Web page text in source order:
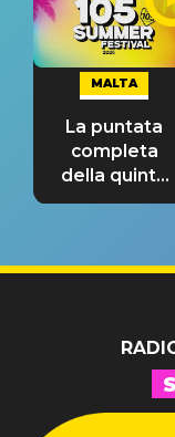
MALTA
La puntata
completa
della quinta
tappa